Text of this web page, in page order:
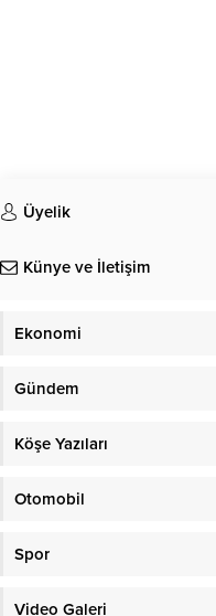
Üyelik
Künye ve İletişim
Ekonomi
Gündem
Köşe Yazıları
Otomobil
Spor
Video Galeri